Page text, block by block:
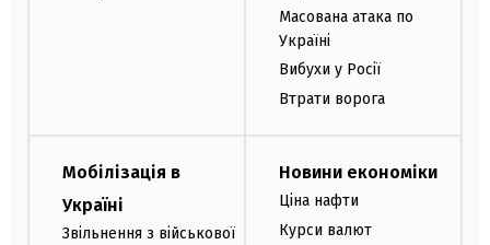
Масована атака по
Україні
Вибухи у Росії
Втрати ворога
Мобілізація в
Україні
Звільнення з військової
Новини економіки
Ціна нафти
Курси валют